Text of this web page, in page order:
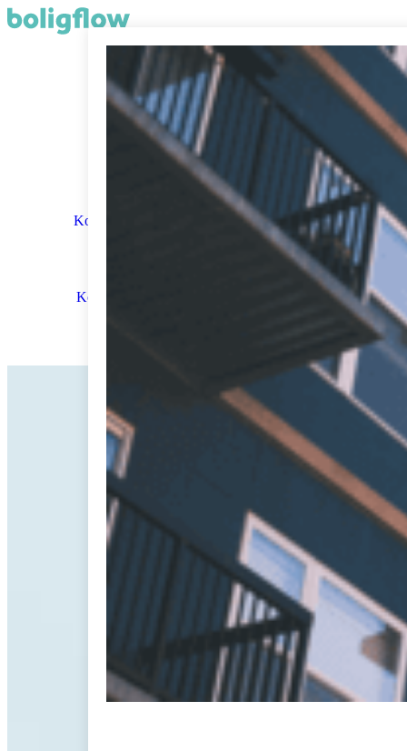
Salg
Funktioner
Kontakt & support
Kom gratis i gang